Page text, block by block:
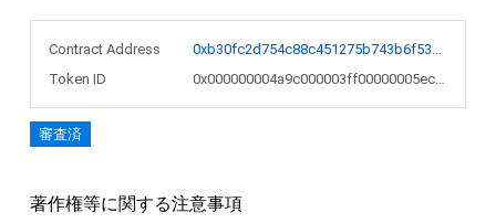
らみは邪気を祓い 瘧おこりを治すといわれており 團十郎の眼
力で一年間の無病息災を約束するのである
を斬る場面である
Contract Address
0xb30fc2d754c88c451275b743b6f530f19f643683
Token ID
0x000000004a9c000003ff00000005eca7
審査済
著作権等に関する注意事項